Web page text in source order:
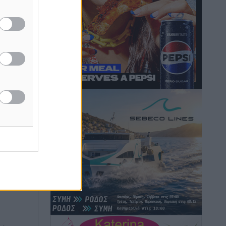
Hotels – Χατζηλαζάρου – Προχωρά
καινούργιο ξενοδοχείο στην Κω
Τοπικές Ειδήσεις• πριν 7 ώρες
Αυτοκίνητο μπήκε παράνομα σε
μονόδρομο στο Μαστιχάρι –
Αναποδογύρισε όχημα με μητέρα και
πριν 7 ώρες
“Η Ευρώπη αντιμετώπιζε το
προσφυγικό σαν ταινία τρόμου” – Η
συγκλονιστική μαρτυρία της Χαρούλας
Γιασιράνη στον RV για τα γεγονότα που
οδήγησαν στο Σύμφωνο της Λέρου
Τοπικές Ειδήσεις• πριν 7 ώρες
Συναυλία με τον Γιάννη Κότσιρα στις